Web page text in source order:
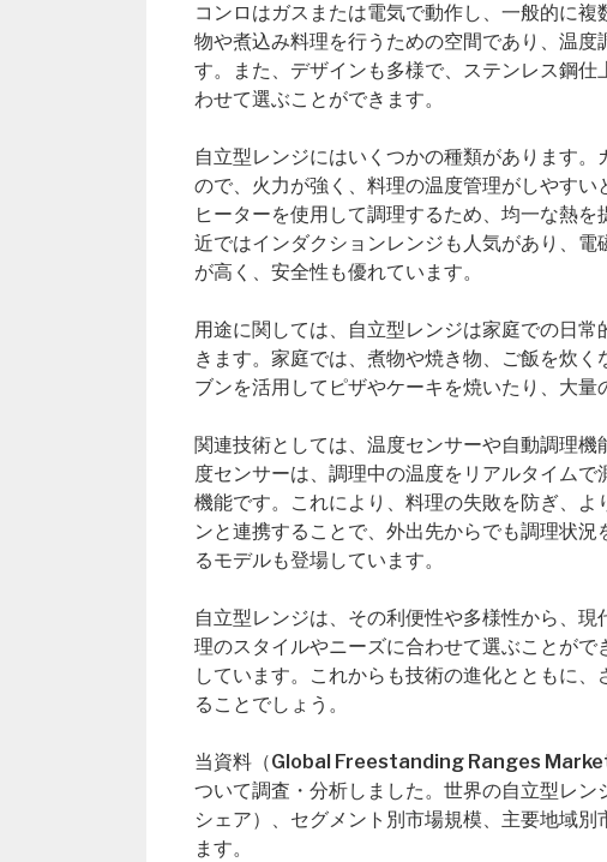
コンロはガスまたは電気で動作し、一般的に
物や煮込み料理を行うための空間であり、温
す。また、デザインも多様で、ステンレス鋼
わせて選ぶことができます。
自立型レンジにはいくつかの種類があります
ので、火力が強く、料理の温度管理がしやす
ヒーターを使用して調理するため、均一な熱
近ではインダクションレンジも人気があり、
が高く、安全性も優れています。
用途に関しては、自立型レンジは家庭での日
きます。家庭では、煮物や焼き物、ご飯を炊
ブンを活用してピザやケーキを焼いたり、大量
関連技術としては、温度センサーや自動調理
度センサーは、調理中の温度をリアルタイム
機能です。これにより、料理の失敗を防ぎ、
ンと連携することで、外出先からでも調理状
るモデルも登場しています。
自立型レンジは、その利便性や多様性から、
理のスタイルやニーズに合わせて選ぶことが
しています。これからも技術の進化とともに
ることでしょう。
当資料（Global Freestanding Ranges
ついて調査・分析しました。世界の自立型レ
シェア）、セグメント別市場規模、主要地域
ます。